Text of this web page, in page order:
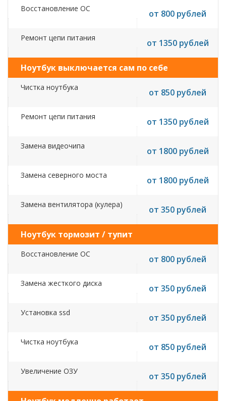
Восстановление ОС от 800 рублей
Ремонт цепи питания от 1350 рублей
Ноутбук выключается сам по себе
Чистка ноутбука от 850 рублей
Ремонт цепи питания от 1350 рублей
Замена видеочипа от 1800 рублей
Замена северного моста от 1800 рублей
Замена вентилятора (кулера) от 350 рублей
Ноутбук тормозит / тупит
Восстановление ОС от 800 рублей
Замена жесткого диска от 350 рублей
Установка ssd от 350 рублей
Чистка ноутбука от 850 рублей
Увеличение ОЗУ от 350 рублей